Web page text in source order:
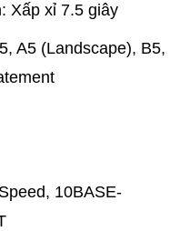
Xấp xỉ 7.5 giây
A5 (Landscape), B5,
10BASE-